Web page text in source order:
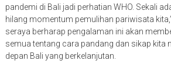
pandemi di Bali jadi perhatian WHO. Sekali
hilang momentum pemulihan pariwisata
seraya berharap pengalaman ini akan
semua tentang cara pandang dan sikap kita
depan Bali yang berkelanjutan.